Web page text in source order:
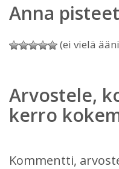
Anna pisteet
(ei vielä
Arvostele,
kerro
Kommentti,